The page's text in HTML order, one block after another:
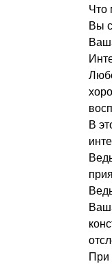
Что
Вы
В
При